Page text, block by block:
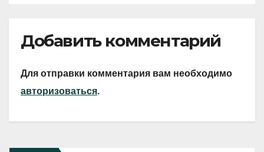
Добавить комментарий
Для отправки комментария вам необходимо
авторизоваться.